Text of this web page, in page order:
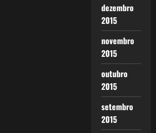
dezembro
2015
novembro
2015
outubro
2015
setembro
2015